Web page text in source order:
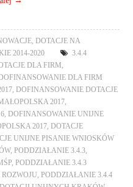
,DOTACJE NA
2014-2020
3.4.4
DLA FIRM
DLA FIRM
,DOFINANSOWANIE DOTACJE
2017
,DOFINANSOWANIE UNIJNE
2017 ,DOTACJE
UNIJNE PISANIE WNIOSKÓW
,PODDZIAŁANIE 3.4.3
,PODDZIAŁANIE 3.4.3
,PODDZIAŁANIE 3.4.4